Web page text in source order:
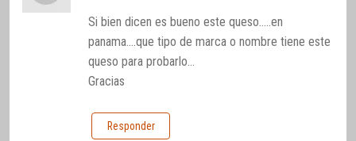
Si bien dicen es bueno este queso…..en
panama….que tipo de marca o nombre tiene este
queso para probarlo…
Gracias
Responder